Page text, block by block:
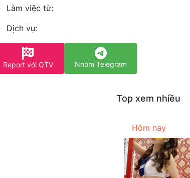
Làm việc từ:
Dịch vụ:
Report với QTV Nhóm Telegram
Top xem nhiều
Hôm nay